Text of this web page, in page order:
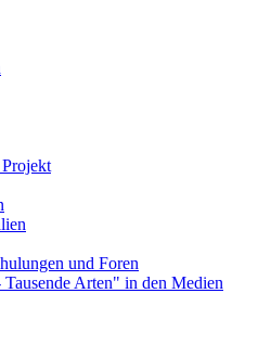
und Foren
Tausende Arten" in den Medien